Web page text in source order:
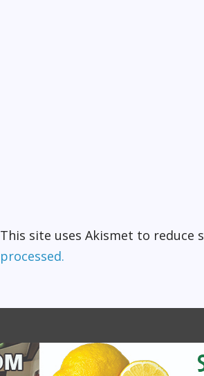
This site uses Akismet to reduce
processed.